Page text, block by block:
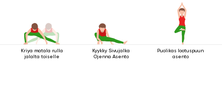
Kriya matala rulla
jalalta toiselle
Kyykky Sivujalka
Ojenna Asento
Puolikas lootuspuun
asento